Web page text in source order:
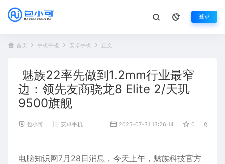
登录
首页 手机平板 安卓手机 正文
魅族22率先做到1.2mm行业最窄
边：领先友商骁龙8 Elite 2/天玑
9500旗舰
包小可 安卓手机 2025-07-31 13:26:14 0
电脑知识网7月28日消息，今天上午， 魅族科技官方